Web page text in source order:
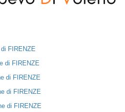
FIRENZE
di FIRENZE
di FIRENZE
di FIRENZE
di FIRENZE